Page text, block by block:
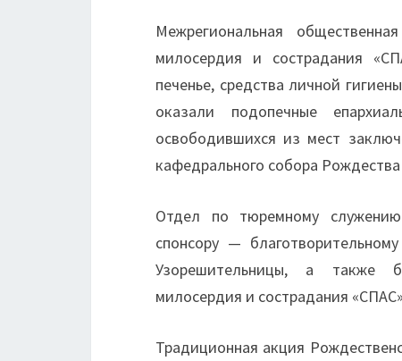
Межрегиональная
милосердия и сострадания
печенье, средства личной
оказали подопечные
освободившихся из мест
кафедрального собора
Отдел по тюремному служению
спонсору —
Узорешительницы, а также
милосердия и сострадания
Традиционная акция